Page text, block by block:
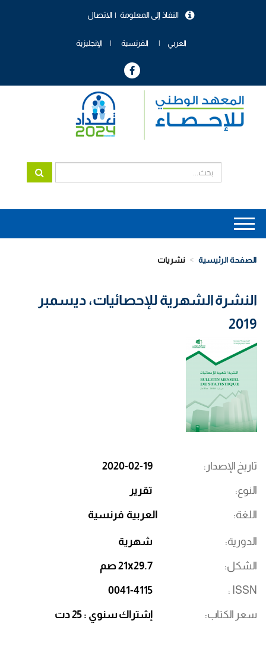
الاتصال النفاذ إلى المعلومة
العربي الفرنسية الإنجليزية
Main
navigation
الصفحة الرئيسية نشريات
النشرة الشهرية للإحصائيات، ديسمبر
2019
تاريخ الإصدار 2020-02-19
النوع تقرير
اللغة العربية فرنسية
الدورية شهرية
الشكل 21x29.7 صم
ISSN
0041-4115
سعر الكتاب إشتراك سنوي : 25 دت